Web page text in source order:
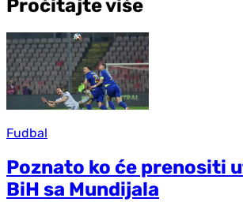
Pročitajte više
Fudbal
Poznato ko će prenositi
BiH sa Mundijala